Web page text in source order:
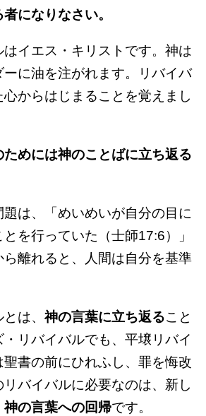
になりなさい。
イエス・キリストです。神は
に油を注がれます。リバイバ
からはじまることを覚えまし
ためには神のことばに立ち返る
は、「めいめいが自分の目に
を行っていた（士師17:6）」
ら離れると、人間は自分を基準
とは、神の言葉に立ち返ること
リバイバルでも、平壌リバイ
書の前にひれふし、罪を悔改
バイバルに必要なのは、新し
神の言葉への回帰です。